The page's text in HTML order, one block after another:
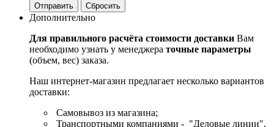
Сбросить
Дополнительно
Для правильного расчёта стоимости доставки Вам
необходимо узнать у менеджера точные параметры
(объем, вес) заказа.
Наш интернет-магазин предлагает несколько вариантов
доставки:
Самовывоз из магазина;
Транспортными компаниями - "Деловые линии",